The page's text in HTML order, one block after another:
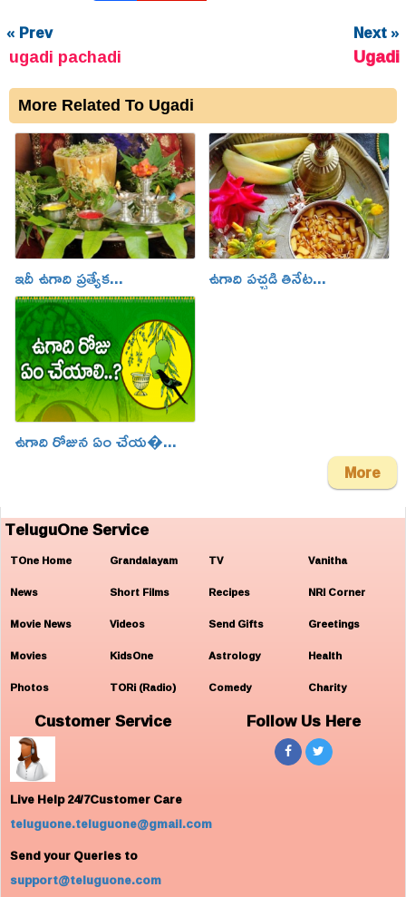
« Prev
ugadi pachadi
Next »
Ugadi
More Related To Ugadi
ఇదీ ఉగాది ప్రత్యేక... ఉగాది పచ్చడి తినేట...
ఉగాది రోజున ఏం చేయ�...
More
TeluguOne Service
TOne Home
News
Movie News
Movies
Photos
Grandalayam
Short Films
Videos
KidsOne
TORi (Radio)
TV
Recipes
Send Gifts
Astrology
Comedy
Vanitha
NRI Corner
Greetings
Health
Charity
Customer Service
Live Help 24/7Customer Care
teluguone.teluguone@gmail.com
Send your Queries to
support@teluguone.com
Follow Us Here